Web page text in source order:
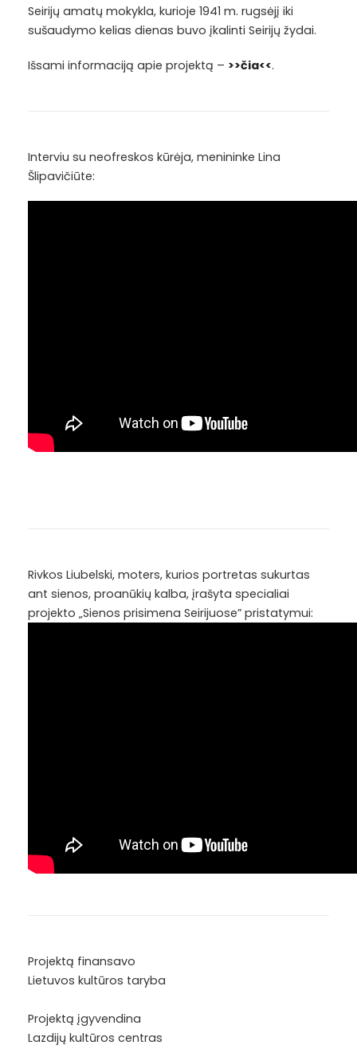
Seirijų amatų mokykla, kurioje 1941 m. rugsėjį iki
sušaudymo kelias dienas buvo įkalinti Seirijų žydai.
Išsami informaciją apie projektą – >>čia<<.
Interviu su neofreskos kūrėja, menininke Lina
Šlipavičiūte:
Rivkos Liubelski, moters, kurios portretas sukurtas
ant sienos, proanūkių kalba, įrašyta specialiai
projekto „Sienos prisimena Seirijuose” pristatymui:
Projektą finansavo
Lietuvos kultūros taryba
Projektą įgyvendina
Lazdijų kultūros centras